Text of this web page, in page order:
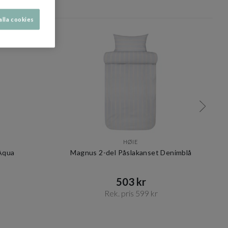
HØIE
Magnus 2-del Påslakanset Denimblå
503 kr​​
Rek. pris 599 kr​​
cookies